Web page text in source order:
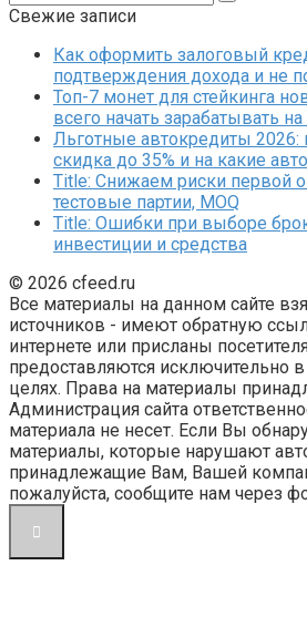
Свежие записи
Как оформить залоговый
подтверждения дохода и не
Топ-7 монет для стейкинга
всего начать зарабатывать
Льготные автокредиты
скидка до 35% и на какие
Title: Снижаем риски первой
тестовые партии, MOQ
Title: Ошибки при выборе
инвестиции и средства
© 2026 cfeed.ru
Все материалы на данном сайте
источников - имеют обратную
интернете или присланы
предоставляются исключительно
целях. Права на материалы
Администрация сайта
материала не несет. Если Вы
материалы, которые нарушают
принадлежащие Вам, Вашей
пожалуйста, сообщите нам через